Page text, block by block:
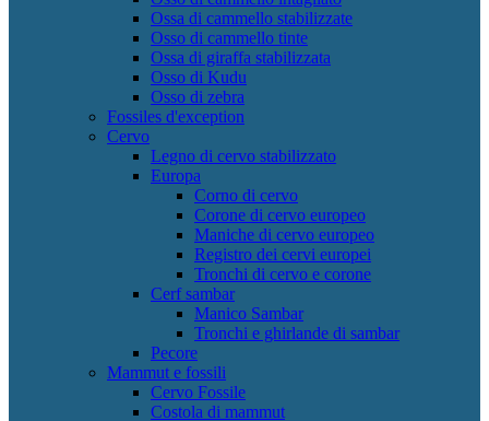
Ossa di cammello stabilizzate
Osso di cammello tinte
Ossa di giraffa stabilizzata
Osso di Kudu
Osso di zebra
Fossiles d'exception
Cervo
Legno di cervo stabilizzato
Europa
Corno di cervo
Corone di cervo europeo
Maniche di cervo europeo
Registro dei cervi europei
Tronchi di cervo e corone
Cerf sambar
Manico Sambar
Tronchi e ghirlande di sambar
Pecore
Mammut e fossili
Cervo Fossile
Costola di mammut